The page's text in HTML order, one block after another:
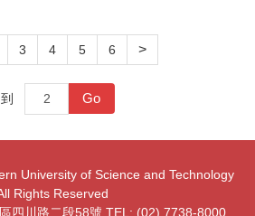
3 4 5 6 >
到 Go
University of Science and Technology
Rights Reserved
四川路二段58號 TEL: (02) 7738-8000